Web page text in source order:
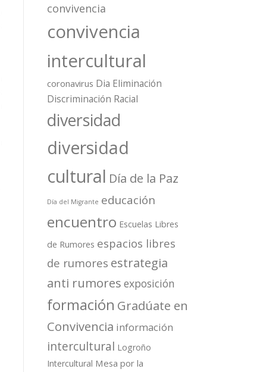
convivencia
convivencia
intercultural
coronavirus Dia Eliminación
Discriminación Racial
diversidad
diversidad
cultural Día de la Paz
Día del Migrante educación
encuentro Escuelas Libres
de Rumores espacios libres
de rumores estrategia
anti rumores exposición
formación Gradúate en
Convivencia información
intercultural Logroño
Intercultural Mesa por la